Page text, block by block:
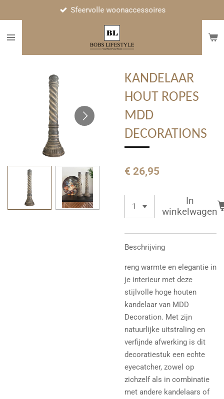
naar
Sfeervolle woonaccessoires
KANDELAAR
HOUT ROPES
MDD
DECORATIONS
€ 26,95
In
winkelwagen
Beschrijving
reng warmte en elegantie in
je interieur met deze
stijlvolle hoge houten
kandelaar van MDD
Decoration. Met zijn
natuurlijke uitstraling en
verfijnde afwerking is dit
decoratiestuk een echte
eyecatcher, zowel op
zichzelf als in combinatie
met andere kandelaars of